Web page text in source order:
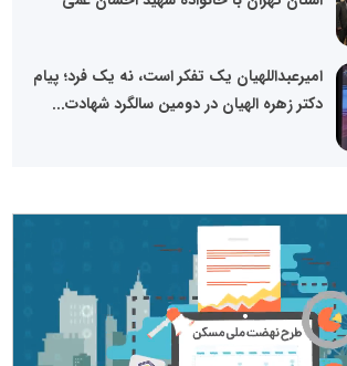
امیرعبداللهیان یک تفکر است، نه یک فرد؛ پیام
دکتر زهره الهیان در دومین سالگرد شهادت...